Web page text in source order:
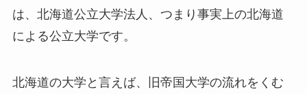
は、北海道公立大学法人、つまり事実上の北海道
による公立大学です。
北海道の大学と言えば、旧帝国大学の流れをくむ